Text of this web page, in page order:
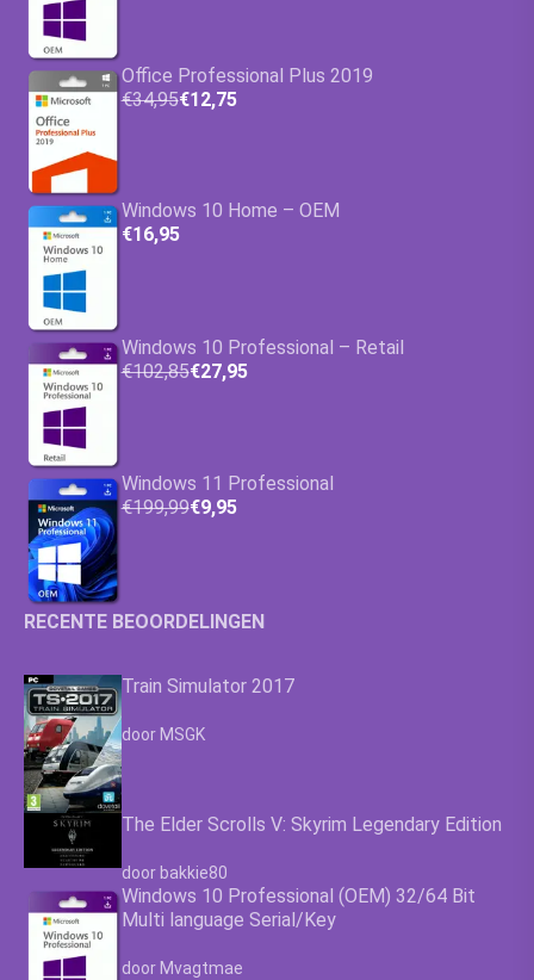
Office Professional Plus 2019
€34,95€12,75
Windows 10 Home – OEM
€16,95
Windows 10 Professional – Retail
€102,85€27,95
Windows 11 Professional
€199,99€9,95
RECENTE BEOORDELINGEN
Train Simulator 2017
Waardering
door MSGK
The Elder Scrolls V: Skyrim Legendary Edition
Waardering4.63
door bakkie80
Windows 10 Professional (OEM) 32/64 Bit
Multi language Serial/Key
Waardering4.63
door Mvagtmae